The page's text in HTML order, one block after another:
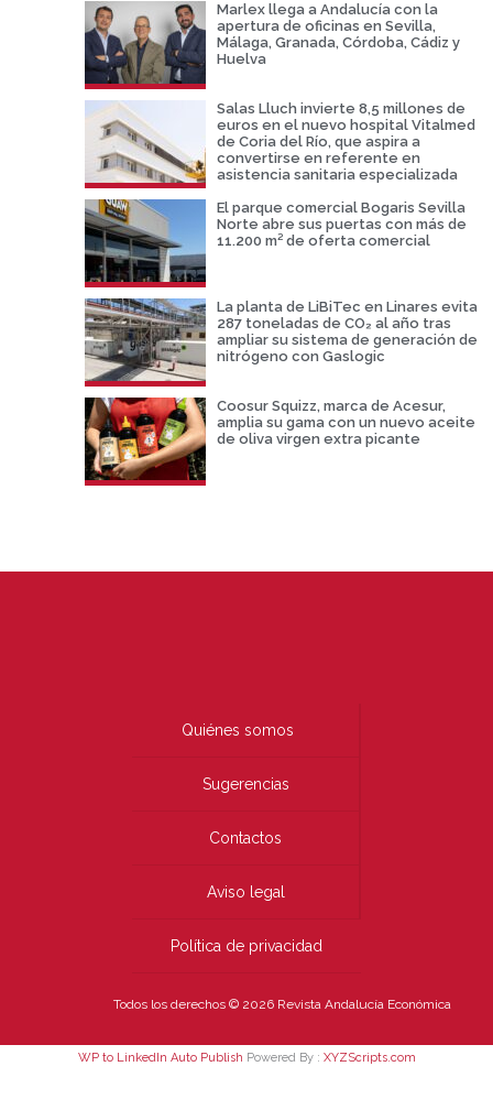
Marlex llega a Andalucía con la
apertura de oficinas en Sevilla,
Málaga, Granada, Córdoba, Cádiz y
Huelva
Salas Lluch invierte 8,5 millones de
euros en el nuevo hospital Vitalmed
de Coria del Río, que aspira a
convertirse en referente en
asistencia sanitaria especializada
El parque comercial Bogaris Sevilla
Norte abre sus puertas con más de
11.200 m² de oferta comercial
La planta de LiBiTec en Linares evita
287 toneladas de CO₂ al año tras
ampliar su sistema de generación de
nitrógeno con Gaslogic
Coosur Squizz, marca de Acesur,
amplia su gama con un nuevo aceite
de oliva virgen extra picante
Quiénes somos
Sugerencias
Contactos
Aviso legal
Política de privacidad
Todos los derechos © 2026 Revista Andalucía Económica
WP to LinkedIn Auto Publish Powered By : XYZScripts.com